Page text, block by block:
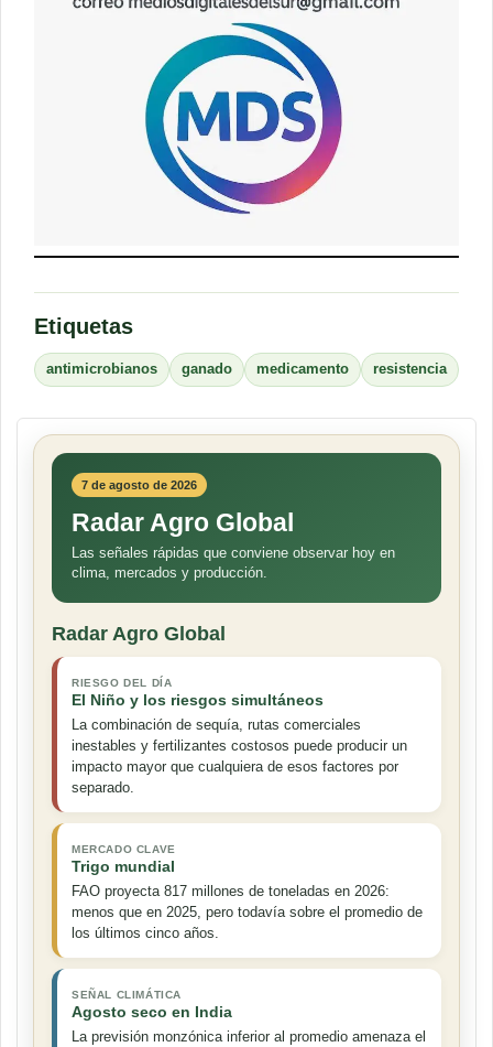
Etiquetas
antimicrobianos ganado medicamento resistencia
7 de agosto de 2026
Radar Agro Global
Las señales rápidas que conviene observar hoy en
clima, mercados y producción.
Radar Agro Global
RIESGO DEL DÍA
El Niño y los riesgos simultáneos
La combinación de sequía, rutas comerciales
inestables y fertilizantes costosos puede producir un
impacto mayor que cualquiera de esos factores por
separado.
MERCADO CLAVE
Trigo mundial
FAO proyecta 817 millones de toneladas en 2026:
menos que en 2025, pero todavía sobre el promedio de
los últimos cinco años.
SEÑAL CLIMÁTICA
Agosto seco en India
La previsión monzónica inferior al promedio amenaza el